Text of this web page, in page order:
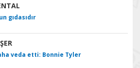
gıdasıdır
veda etti: Bonnie Tyler